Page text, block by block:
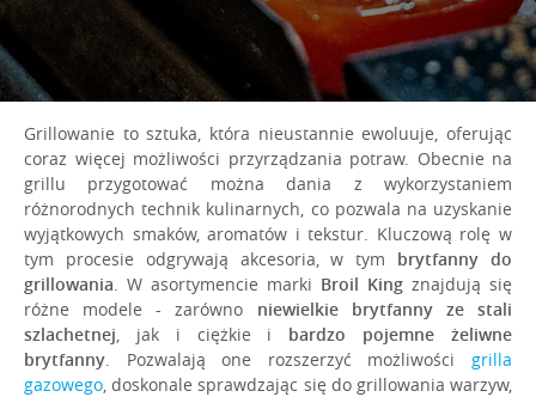
Blog
WSPARCIE
O NAS
Grillowanie to sztuka, która nieustannie ewoluuje, oferując
coraz więcej możliwości przyrządzania potraw. Obecnie na
grillu przygotować można dania z wykorzystaniem
różnorodnych technik kulinarnych, co pozwala na uzyskanie
wyjątkowych smaków, aromatów i tekstur. Kluczową rolę w
tym procesie odgrywają akcesoria, w tym brytfanny do
grillowania. W asortymencie marki Broil King znajdują się
różne modele - zarówno niewielkie brytfanny ze stali
szlachetnej, jak i ciężkie i bardzo pojemne żeliwne
brytfanny. Pozwalają one rozszerzyć możliwości grilla
gazowego, doskonale sprawdzając się do grillowania warzyw,